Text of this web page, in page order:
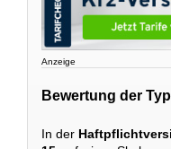
Anzeige
Bewertung der
In der